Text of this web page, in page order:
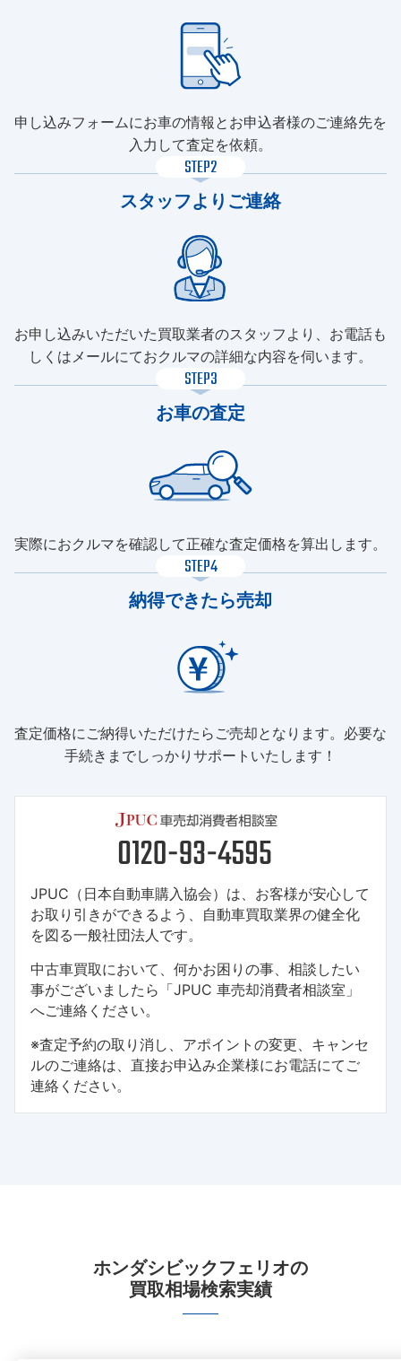
申し込みフォームにお車の情報とお申込者様のご連絡先を
入力して査定を依頼。
STEP2
スタッフよりご連絡
お申し込みいただいた買取業者のスタッフより、お電話も
しくはメールにておクルマの詳細な内容を伺います。
STEP3
お車の査定
実際におクルマを確認して正確な査定価格を算出します。
STEP4
納得できたら売却
査定価格にご納得いただけたらご売却となります。必要な
手続きまでしっかりサポートいたします！
JPUC（日本自動車購入協会）は、お客様が安心して
お取り引きができるよう、自動車買取業界の健全化
を図る一般社団法人です。
中古車買取において、何かお困りの事、相談したい
事がございましたら「JPUC 車売却消費者相談室」
へご連絡ください。
※査定予約の取り消し、アポイントの変更、キャンセ
ルのご連絡は、直接お申込み企業様にお電話にてご
連絡ください。
ホンダシビックフェリオの
買取相場検索実績